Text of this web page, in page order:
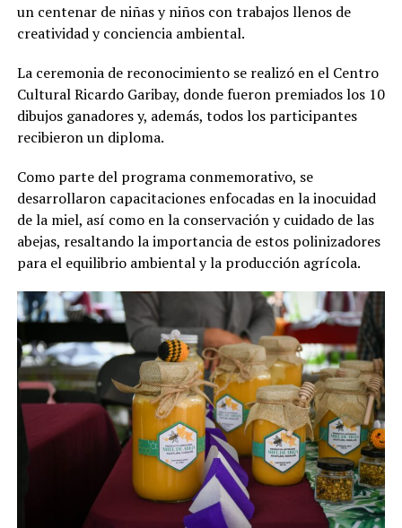
un centenar de niñas y niños con trabajos llenos de
creatividad y conciencia ambiental.
La ceremonia de reconocimiento se realizó en el Centro
Cultural Ricardo Garibay, donde fueron premiados los 10
dibujos ganadores y, además, todos los participantes
recibieron un diploma.
Como parte del programa conmemorativo, se
desarrollaron capacitaciones enfocadas en la inocuidad
de la miel, así como en la conservación y cuidado de las
abejas, resaltando la importancia de estos polinizadores
para el equilibrio ambiental y la producción agrícola.